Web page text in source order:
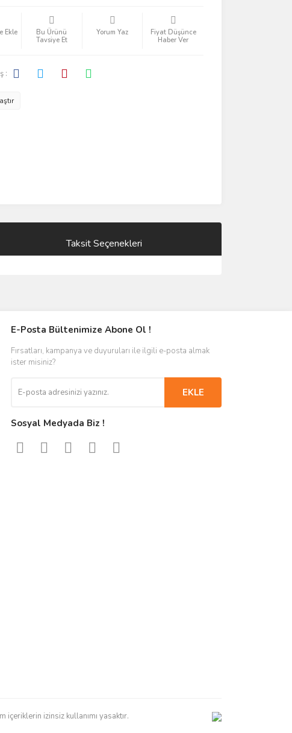
Bu Ürünü
Tavsiye Et
Yorum Yaz
Fiyat Düşünce
Haber Ver
:
Taksit Seçenekleri
E-Posta Bültenimize Abone Ol !
Fırsatları, kampanya ve duyuruları ile ilgili e-posta almak
ister misiniz?
EKLE
Sosyal Medyada Biz !
izinsiz kullanımı yasaktır.